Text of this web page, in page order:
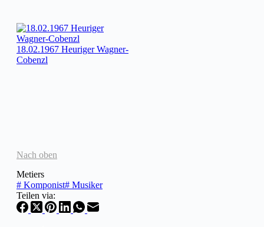
18.02.1967 Heuriger Wagner-
Cobenzl
Nach oben
Metiers
# Komponist# Musiker
Teilen via: